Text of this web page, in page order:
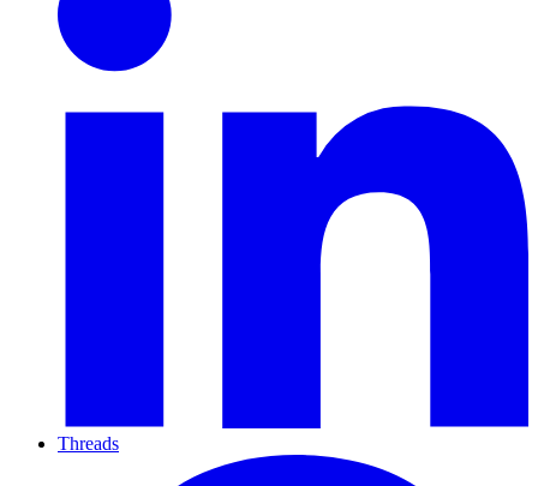
Threads